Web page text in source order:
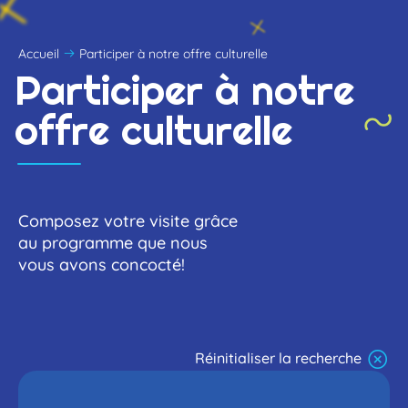
Accueil Participer à notre offre culturelle
Participer à notre
offre culturelle
Composez votre visite grâce
au programme que nous
vous avons concocté!
Réinitialiser la recherche